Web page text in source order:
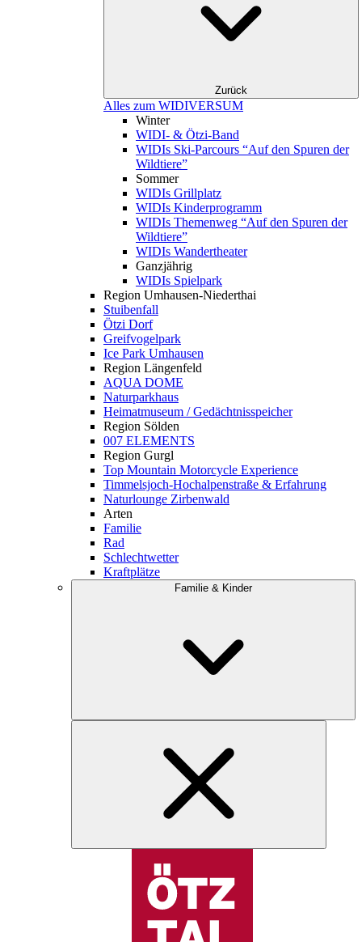
Zurück
Alles zum WIDIVERSUM
Winter
WIDI- & Ötzi-Band
WIDIs Ski-Parcours “Auf den Spuren der
Wildtiere”
Sommer
WIDIs Grillplatz
WIDIs Kinderprogramm
WIDIs Themenweg “Auf den Spuren der
Wildtiere”
WIDIs Wandertheater
Ganzjährig
WIDIs Spielpark
Region Umhausen-Niederthai
Stuibenfall
Ötzi Dorf
Greifvogelpark
Ice Park Umhausen
Region Längenfeld
AQUA DOME
Naturparkhaus
Heimatmuseum / Gedächtnisspeicher
Region Sölden
007 ELEMENTS
Region Gurgl
Top Mountain Motorcycle Experience
Timmelsjoch-Hochalpenstraße & Erfahrung
Naturlounge Zirbenwald
Arten
Familie
Rad
Schlechtwetter
Kraftplätze
Familie & Kinder